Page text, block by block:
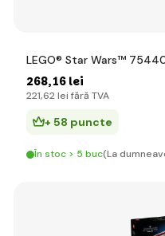
LEGO® Star Wars™
268,16 lei
221,62 lei fără TVA
+ 58 puncte
În stoc > 5 buc(La